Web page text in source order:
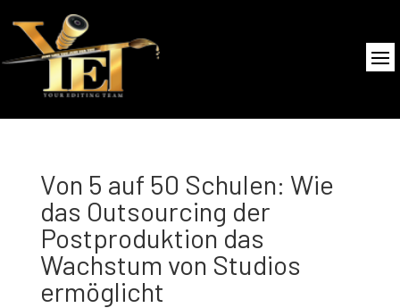
Von 5 auf 50 Schulen: Wie
das Outsourcing der
Postproduktion das
Wachstum von Studios
ermöglicht